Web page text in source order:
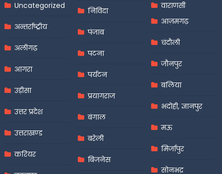
Uncategorized
अन्तर्राष्ट्रीय
अलीगढ़
आगरा
उड़ीसा
उत्तर प्रदेश
उत्तराखण्ड
करियर
निविदा
पंजाब
पटना
पर्यटन
प्रयागराज
बंगाल
बरेली
बिजनेस
वाराणसी
आज़मगढ़
चंदौली
जौनपुर
बलिया
भदोही, ज्ञानपुर
मऊ
मिर्जापुर
सोनभद्र